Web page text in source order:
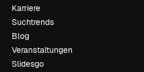
Karriere
Suchtrends
Blog
Veranstaltungen
Slidesgo